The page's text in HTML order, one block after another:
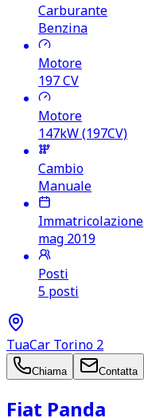
Carburante
Benzina
Motore
197CV
Motore
147kW (197CV)
Cambio
Manuale
Immatricolazione
mag 2019
Posti
5 posti
TuaCar Torino 2
Chiama Contatta
Fiat Panda